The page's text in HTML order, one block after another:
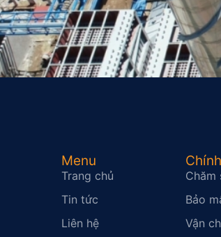
Menu
Trang chủ
Tin tức
Liên hệ
Chăm
Bảo
Vận